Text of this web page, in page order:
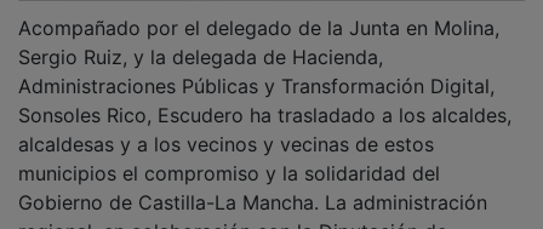
Sergio Ruiz, y la delegada de Hacienda,
Administraciones Públicas y Transformación Digital,
Sonsoles Rico, Escudero ha trasladado a los alcaldes,
alcaldesas y a los vecinos y vecinas de estos
municipios el compromiso y la solidaridad del
Gobierno de Castilla-La Mancha. La administración
regional, en colaboración con la Diputación de